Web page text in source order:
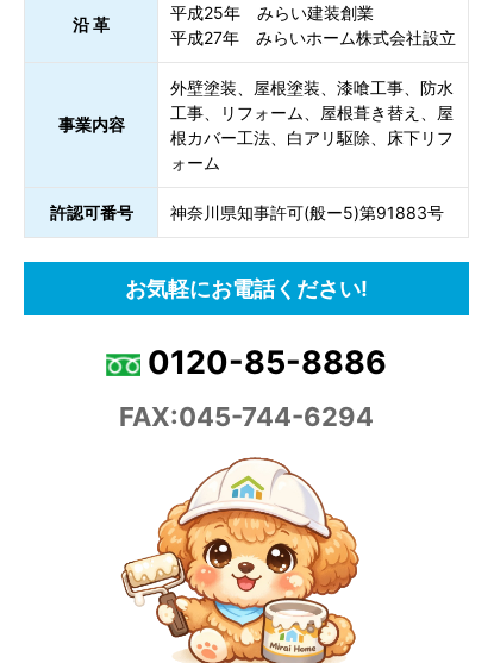
沿 革
平成25年 みらい建装創業
平成27年 みらいホーム株式会社設立
事業内容
外壁塗装、屋根塗装、漆喰工事、防水
工事、リフォーム、屋根葺き替え、屋
根カバー工法、白アリ駆除、床下リフ
ォーム
許認可番号 神奈川県知事許可(般ー5)第91883号
お気軽にお電話ください!
0120-85-8886
FAX:045-744-6294